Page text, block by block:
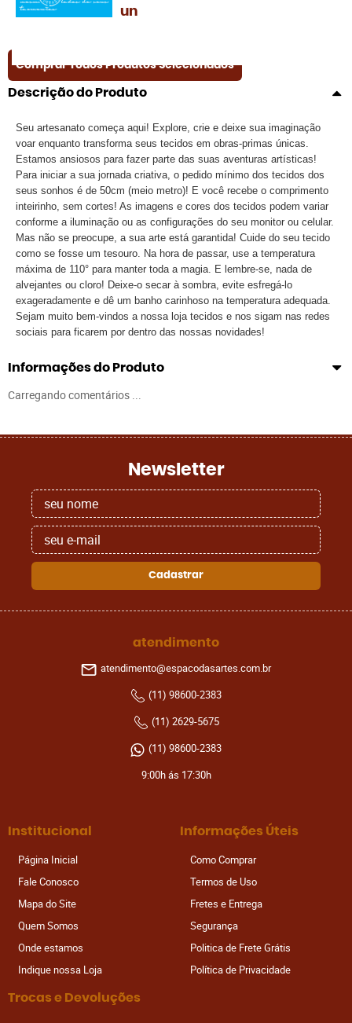
un
Comprar Todos Produtos Selecionados
Descrição do Produto
Seu artesanato começa aqui! Explore, crie e deixe sua imaginação
voar enquanto transforma seus tecidos em obras-primas únicas.
Estamos ansiosos para fazer parte das suas aventuras artísticas!
Para iniciar a sua jornada criativa, o pedido mínimo dos tecidos dos
seus sonhos é de 50cm (meio metro)! E você recebe o comprimento
inteirinho, sem cortes! As imagens e cores dos tecidos podem variar
conforme a iluminação ou as configurações do seu monitor ou celular.
Mas não se preocupe, a sua arte está garantida! Cuide do seu tecido
como se fosse um tesouro. Na hora de passar, use a temperatura
máxima de 110° para manter toda a magia. E lembre-se, nada de
alvejantes ou cloro! Deixe-o secar à sombra, evite esfregá-lo
exageradamente e dê um banho carinhoso na temperatura adequada.
Sejam muito bem-vindos a nossa loja tecidos e nos sigam nas redes
sociais para ficarem por dentro das nossas novidades!
Informações do Produto
Carregando comentários ...
Newsletter
Cadastrar
atendimento
(11) 98600-2383
(11) 2629-5675
(11) 98600-2383
9:00h ás 17:30h
atendimento@espacodasartes.com.br
Institucional
Página Inicial
Fale Conosco
Mapa do Site
Quem Somos
Onde estamos
Indique nossa Loja
Informações Úteis
Como Comprar
Termos de Uso
Fretes e Entrega
Segurança
Politica de Frete Grátis
Política de Privacidade
Trocas e Devoluções